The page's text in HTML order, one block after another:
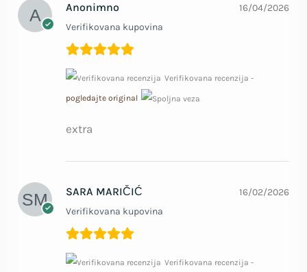
Anonimno
Verifikovana kupovina
16/04/2026
Verifikovana recenzija -
pogledajte original
extra
SARA MARIČIĆ
Verifikovana kupovina
16/02/2026
Verifikovana recenzija -